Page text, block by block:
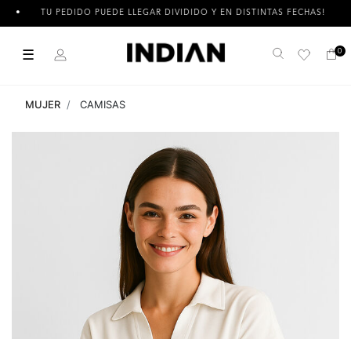
TU PEDIDO PUEDE LLEGAR DIVIDIDO Y EN DISTINTAS FECHAS!
☰ Buscar 0
MUJER CAMISAS